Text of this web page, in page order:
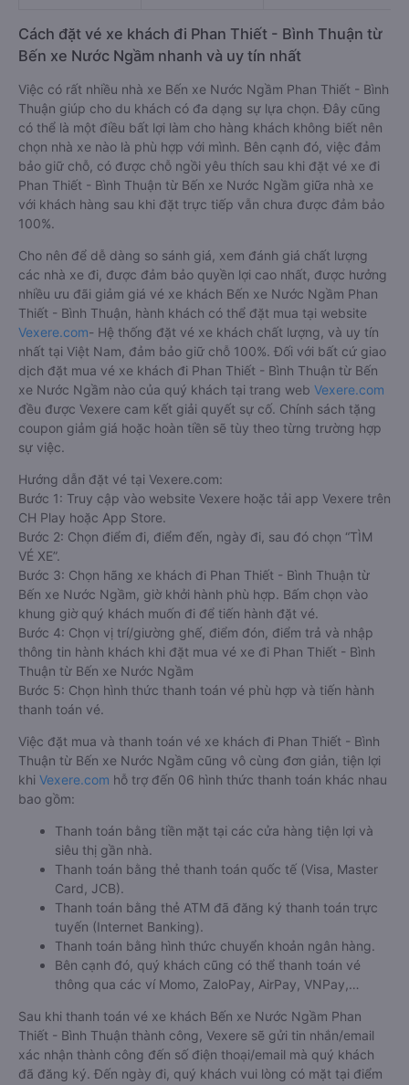
Cách đặt vé xe khách đi Phan Thiết - Bình Thuận từ
Bến xe Nước Ngầm nhanh và uy tín nhất
Việc có rất nhiều nhà xe Bến xe Nước Ngầm Phan Thiết - Bình
Thuận giúp cho du khách có đa dạng sự lựa chọn. Đây cũng
có thể là một điều bất lợi làm cho hàng khách không biết nên
chọn nhà xe nào là phù hợp với mình. Bên cạnh đó, việc đảm
bảo giữ chỗ, có được chỗ ngồi yêu thích sau khi đặt vé xe đi
Phan Thiết - Bình Thuận từ Bến xe Nước Ngầm giữa nhà xe
với khách hàng sau khi đặt trực tiếp vẫn chưa được đảm bảo
100%.
Cho nên để dễ dàng so sánh giá, xem đánh giá chất lượng
các nhà xe đi, được đảm bảo quyền lợi cao nhất, được hưởng
nhiều ưu đãi giảm giá vé xe khách Bến xe Nước Ngầm Phan
Thiết - Bình Thuận, hành khách có thể đặt mua tại website
Vexere.com- Hệ thống đặt vé xe khách chất lượng, và uy tín
nhất tại Việt Nam, đảm bảo giữ chỗ 100%. Đối với bất cứ giao
dịch đặt mua vé xe khách đi Phan Thiết - Bình Thuận từ Bến
xe Nước Ngầm nào của quý khách tại trang web Vexere.com
đều được Vexere cam kết giải quyết sự cố. Chính sách tặng
coupon giảm giá hoặc hoàn tiền sẽ tùy theo từng trường hợp
sự việc.
Hướng dẫn đặt vé tại Vexere.com:
Bước 1: Truy cập vào website Vexere hoặc tải app Vexere trên
CH Play hoặc App Store.
Bước 2: Chọn điểm đi, điểm đến, ngày đi, sau đó chọn “TÌM
VÉ XE”.
Bước 3: Chọn hãng xe khách đi Phan Thiết - Bình Thuận từ
Bến xe Nước Ngầm, giờ khởi hành phù hợp. Bấm chọn vào
khung giờ quý khách muốn đi để tiến hành đặt vé.
Bước 4: Chọn vị trí/giường ghế, điểm đón, điểm trả và nhập
thông tin hành khách khi đặt mua vé xe đi Phan Thiết - Bình
Thuận từ Bến xe Nước Ngầm
Bước 5: Chọn hình thức thanh toán vé phù hợp và tiến hành
thanh toán vé.
Việc đặt mua và thanh toán vé xe khách đi Phan Thiết - Bình
Thuận từ Bến xe Nước Ngầm cũng vô cùng đơn giản, tiện lợi
khi Vexere.com hỗ trợ đến 06 hình thức thanh toán khác nhau
bao gồm:
Thanh toán bằng tiền mặt tại các cửa hàng tiện lợi và
siêu thị gần nhà.
Thanh toán bằng thẻ thanh toán quốc tế (Visa, Master
Card, JCB).
Thanh toán bằng thẻ ATM đã đăng ký thanh toán trực
tuyến (Internet Banking).
Thanh toán bằng hình thức chuyển khoản ngân hàng.
Bên cạnh đó, quý khách cũng có thể thanh toán vé
thông qua các ví Momo, ZaloPay, AirPay, VNPay,…
Sau khi thanh toán vé xe khách Bến xe Nước Ngầm Phan
Thiết - Bình Thuận thành công, Vexere sẽ gửi tin nhắn/email
xác nhận thành công đến số điện thoại/email mà quý khách
đã đăng ký. Đến ngày đi, quý khách vui lòng có mặt tại điểm